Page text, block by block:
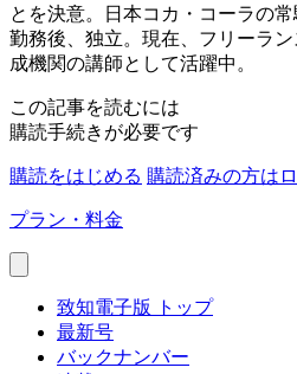
とを決意。日本コカ・コーラの
勤務後、独立。現在、フリーラ
成機関の講師として活躍中。
この記事を読むには
購読手続きが必要です
購読をはじめる 購読済みの方は
プラン・料金
致知電子版 トップ
最新号
バックナンバー